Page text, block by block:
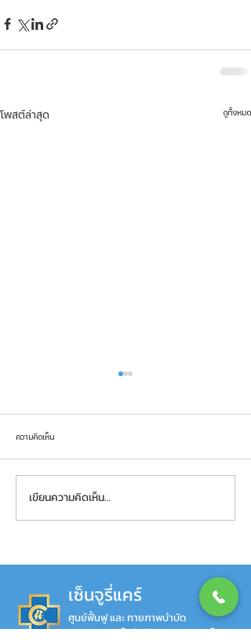
โพสต์ล่าสุด ดูทั้งหมด
ทำไมการฝึกเดินด้วยหุ่นยนต์ Lokomat
ความคิดเห็น
เขียนความคิดเห็น…
เซ็นจูรี่แคร์
ศูนย์ฟื้นฟู และ กายภาพบำบัด
ซอยลาดกระบัง 24/1 แขวงลาดกระบัง